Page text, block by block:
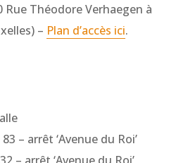
Rue Théodore Verhaegen à
– Plan d’accès ici.
– arrêt ‘Avenue du Roi’